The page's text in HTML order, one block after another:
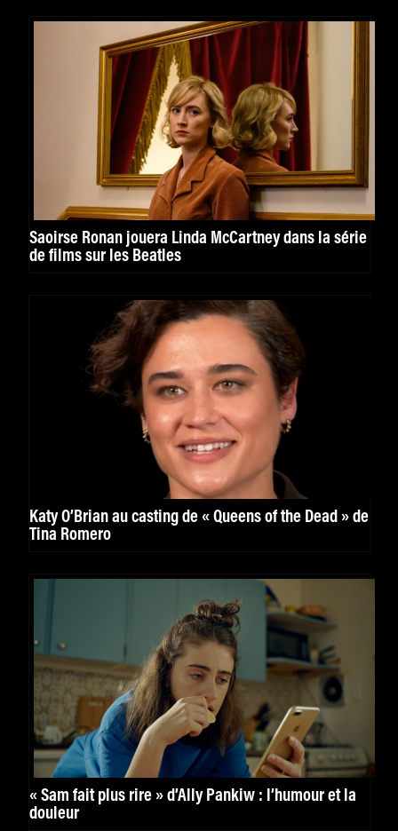
Saoirse Ronan jouera Linda McCartney dans la série
de films sur les Beatles
Katy O’Brian au casting de « Queens of the Dead » de
Tina Romero
« Sam fait plus rire » d’Ally Pankiw : l’humour et la
douleur